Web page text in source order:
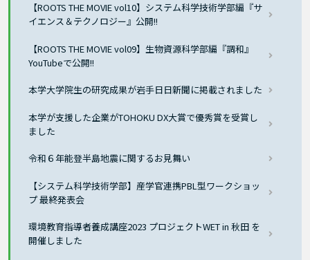
【ROOTS THE MOVIE vol10】システム科学技術学部編『サ
イエンス＆テクノロジー』公開!!
【ROOTS THE MOVIE vol09】生物資源科学部編『調和』
YouTubeで公開!!
本学大学院生の研究成果が岩手日日新聞に掲載されました
本学が支援した企業がTOHOKU DX大賞で優秀賞を受賞し
ました
令和６年能登半島地震に関するお見舞い
【システム科学技術学部】産学官連携PBL型ワークショッ
プ 最終発表会
環境教育指導者養成講座2023 プロジェクトWET in 秋田 を
開催しました